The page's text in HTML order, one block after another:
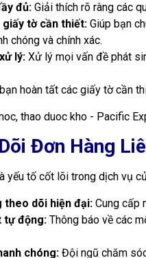
đủ: Giải thích rõ ràng các
giấy tờ cần thiết: Giúp bạn
chóng và chính xác.
lý: Xử lý mọi vấn đề phát
hoàn tất các giấy tờ cần
Đơn Hàng
yếu tố cốt lõi trong dịch vụ
theo dõi hiện đại: Cung cấp
tự động: Thông báo về các
chóng: Đội ngũ chăm